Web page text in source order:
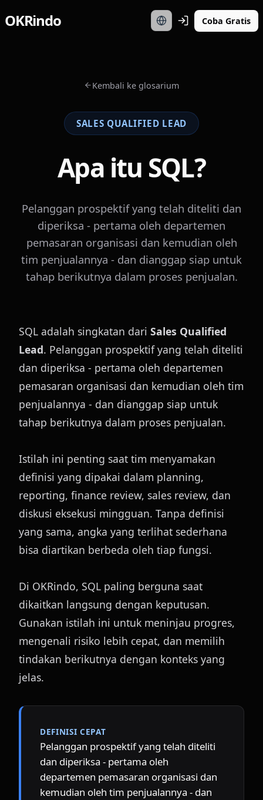
OKRindo Coba Gratis
Kembali ke glosarium
SALES QUALIFIED LEAD
Apa itu SQL?
Pelanggan prospektif yang telah diteliti dan
diperiksa - pertama oleh departemen
pemasaran organisasi dan kemudian oleh
tim penjualannya - dan dianggap siap untuk
tahap berikutnya dalam proses penjualan.
SQL adalah singkatan dari Sales Qualified
Lead. Pelanggan prospektif yang telah diteliti
dan diperiksa - pertama oleh departemen
pemasaran organisasi dan kemudian oleh tim
penjualannya - dan dianggap siap untuk
tahap berikutnya dalam proses penjualan.
Istilah ini penting saat tim menyamakan
definisi yang dipakai dalam planning,
reporting, finance review, sales review, dan
diskusi eksekusi mingguan. Tanpa definisi
yang sama, angka yang terlihat sederhana
bisa diartikan berbeda oleh tiap fungsi.
Di OKRindo, SQL paling berguna saat
dikaitkan langsung dengan keputusan.
Gunakan istilah ini untuk meninjau progres,
mengenali risiko lebih cepat, dan memilih
tindakan berikutnya dengan konteks yang
jelas.
DEFINISI CEPAT
Pelanggan prospektif yang telah diteliti
dan diperiksa - pertama oleh
departemen pemasaran organisasi dan
kemudian oleh tim penjualannya - dan